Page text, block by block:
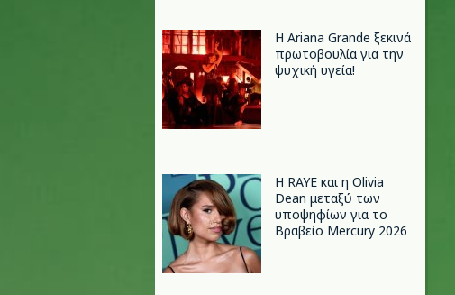
Η Ariana Grande ξεκινά
πρωτοβουλία για την
ψυχική υγεία!
Η RAYE και η Olivia
Dean μεταξύ των
υποψηφίων για το
Βραβείο Mercury 2026